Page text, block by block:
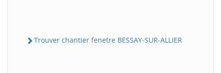
Trouver chantier fenetre BESSAY-SUR-ALLIER